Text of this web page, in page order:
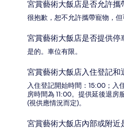
宮賞藝術大飯店是否允許攜
很抱歉，恕不允許攜帶寵物，但
宮賞藝術大飯店是否提供停
是的。車位有限。
宮賞藝術大飯店入住登記和
入住登記開始時間：15:00；入
房時間為 11:00。提供延後退房
(視供應情況而定)。
宮賞藝術大飯店內部或附近